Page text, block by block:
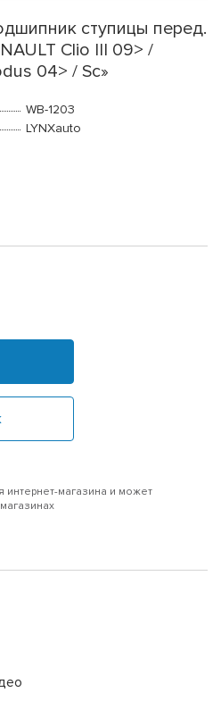
ступицы перед.
Clio III 09> /
04> / Sc»
WB-1203
LYNXauto
интернет-магазина и может